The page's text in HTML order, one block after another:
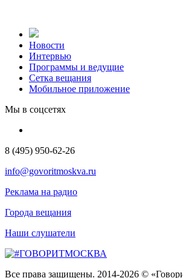
Новости
Интервью
Программы и ведущие
Сетка вещания
Мобильное приложение
Мы в соцсетях
8 (495) 950-62-26
info@govoritmoskva.ru
Реклама на радио
Города вещания
Наши слушатели
Все права защищены. 2014-2026 ©